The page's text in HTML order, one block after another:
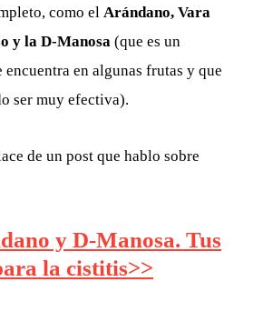
como el Arándano, Vara
y la D-Manosa (que es un
encuentra en algunas frutas y que
ser muy efectiva).
de un post que hablo sobre
y D-Manosa. Tus
la cistitis>>